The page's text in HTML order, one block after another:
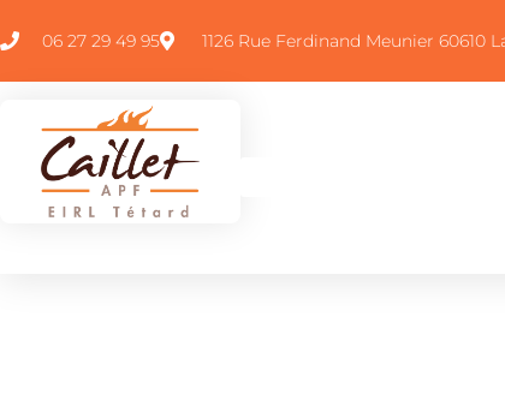
06 27 29 49 95 1126 Rue Ferdinand Meunier 60610